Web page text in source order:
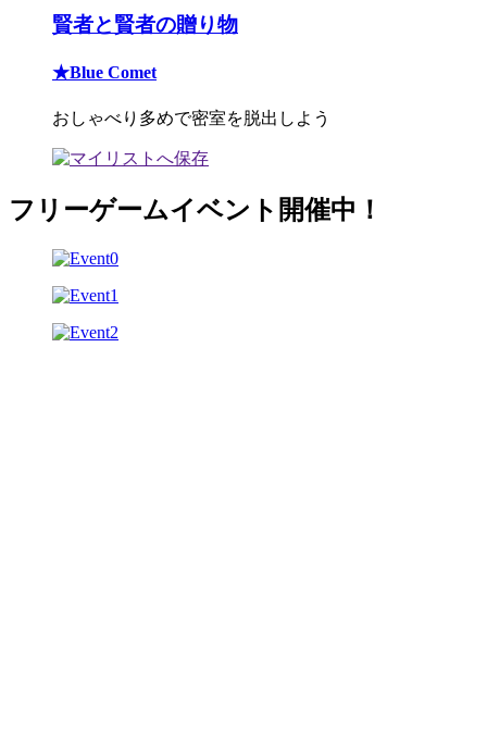
賢者と賢者の贈り物
★Blue Comet
おしゃべり多めで密室を脱出しよう
フリーゲームイベント開催中！